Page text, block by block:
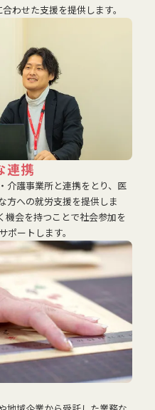
わせた支援を提供します。
連携
介護事業所と連携をとり、医
方への就労支援を提供しま
機会を持つことで社会参加を
ートします。